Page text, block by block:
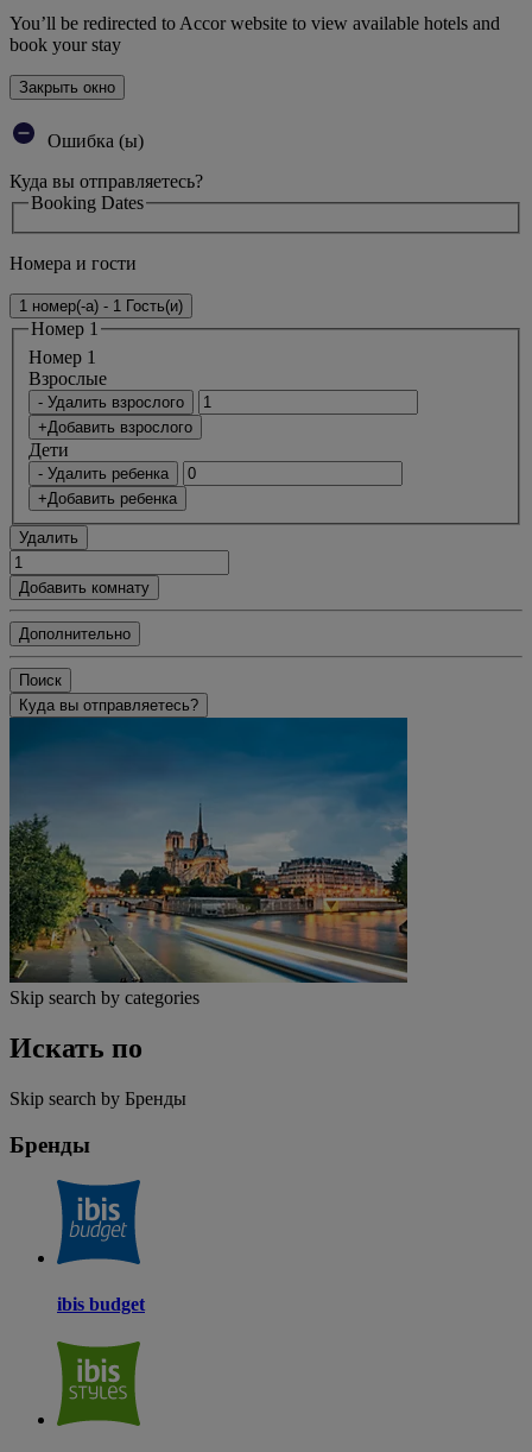
You’ll be redirected to Accor website to view available hotels and
book your stay
Закрыть окно
Ошибка (ы)
Куда вы отправляетесь?
Booking Dates
Номера и гости
1 номер(-а) - 1 Гость(и)
Номер 1
Номер 1
Bзрослые
- Удалить взрослого
+Добавить взрослого
Дети
- Удалить ребенка
+Добавить ребенка
Удалить
Добавить комнату
Дополнительно
Поиск
Куда вы отправляетесь?
Skip search by categories
Искать по
Skip search by Бренды
Бренды
ibis budget